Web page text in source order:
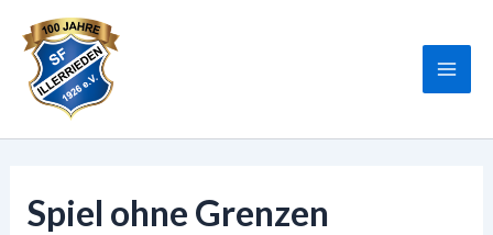
Inhalt
springen
Spiel ohne Grenzen